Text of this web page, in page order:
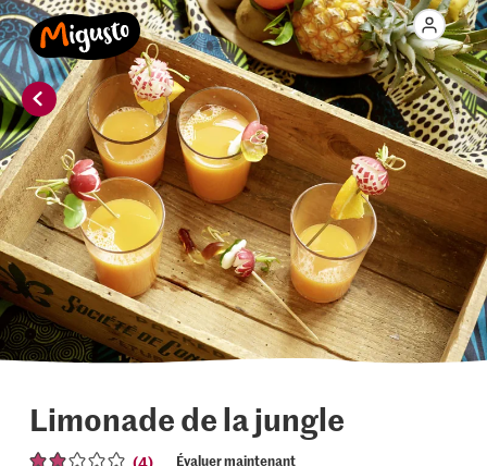
Limonade de la jungle
(4) Évaluer maintenant